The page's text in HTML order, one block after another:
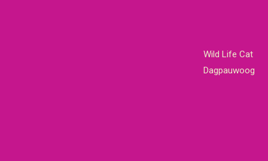
Wild Life Cat
Dagpauwoog